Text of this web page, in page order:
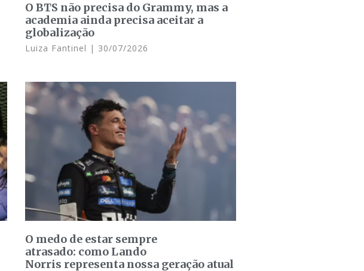
O BTS não precisa do Grammy, mas a
academia ainda precisa aceitar a
globalização
Luiza Fantinel 30/07/2026
O medo de estar sempre
atrasado: como Lando
Norris representa nossa geração atual